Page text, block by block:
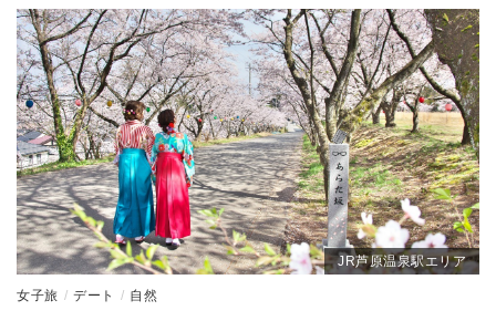
JR芦原温泉駅エリア
女子旅 デート 自然